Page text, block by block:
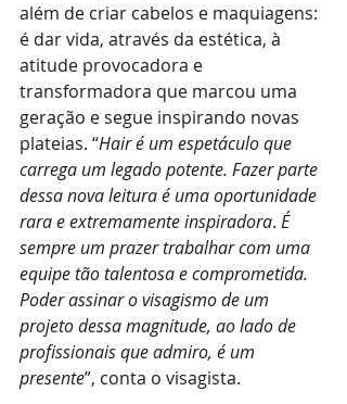
além de criar cabelos e maquiagens:
é dar vida, através da estética, à
atitude provocadora e
transformadora que marcou uma
geração e segue inspirando novas
plateias. “Hair é um espetáculo que
carrega um legado potente. Fazer parte
dessa nova leitura é uma oportunidade
rara e extremamente inspiradora. É
sempre um prazer trabalhar com uma
equipe tão talentosa e comprometida.
Poder assinar o visagismo de um
projeto dessa magnitude, ao lado de
profissionais que admiro, é um
presente”, conta o visagista.